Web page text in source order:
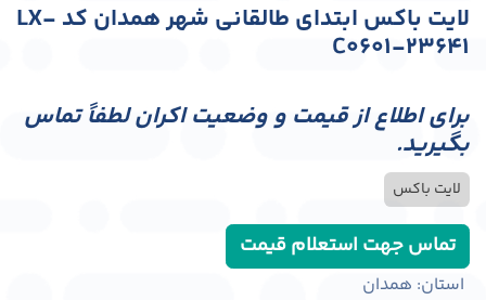
لایت باکس ابتدای طالقانی شهر همدان کد LX-
C0601-23641
برای اطلاع از قیمت و وضعیت اکران لطفاً تماس
بگیرید.
لایت باکس
تماس جهت استعلام قیمت
استان: همدان